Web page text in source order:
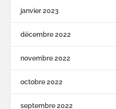
janvier 2023
décembre 2022
novembre 2022
octobre 2022
septembre 2022